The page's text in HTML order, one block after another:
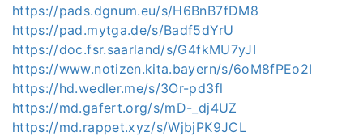
https://pads.dgnum.eu/s/H6BnB7fDM8
https://pad.mytga.de/s/Badf5dYrU
https://doc.fsr.saarland/s/G4fkMU7yJI
https://www.notizen.kita.bayern/s/6oM8fPEo2I
https://hd.wedler.me/s/3Or-pd3fl
https://md.gafert.org/s/mD-_dj4UZ
https://md.rappet.xyz/s/WjbjPK9JCL